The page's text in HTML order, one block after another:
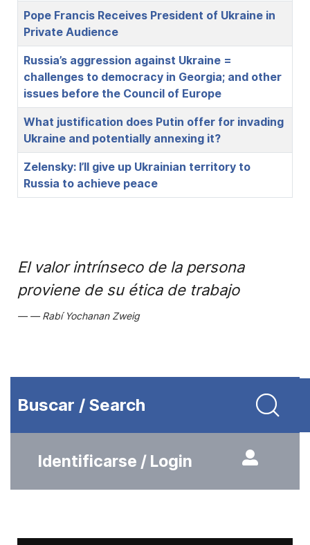
Pope Francis Receives President of Ukraine in
Private Audience
Russia’s aggression against Ukraine =
challenges to democracy in Georgia; and other
issues before the Council of Europe
What justification does Putin offer for invading
Ukraine and potentially annexing it?
Zelensky: I’ll give up Ukrainian territory to
Russia to achieve peace
El valor intrínseco de la persona
proviene de su ética de trabajo
Rabí Yochanan Zweig
Buscar / Search
Identificarse / Login